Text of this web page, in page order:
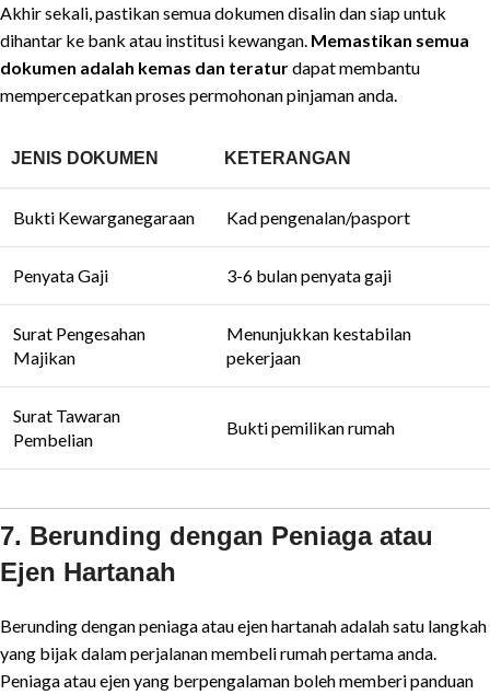
Akhir sekali, pastikan semua dokumen disalin dan siap untuk
dihantar ke bank atau institusi kewangan. Memastikan semua
dokumen adalah kemas dan teraturdapat membantu
mempercepatkan proses permohonan pinjaman anda.
JENIS DOKUMEN KETERANGAN
Bukti Kewarganegaraan Kad pengenalan/pasport
Penyata Gaji 3-6 bulan penyata gaji
Surat Pengesahan
Majikan
Menunjukkan kestabilan
pekerjaan
Surat Tawaran
Pembelian
Bukti pemilikan rumah
7. Berunding dengan Peniaga atau
Ejen Hartanah
Berunding dengan peniaga atau ejen hartanah adalah satu langkah
yang bijak dalam perjalanan membeli rumah pertama anda.
Peniaga atau ejen yang berpengalaman boleh memberi panduan